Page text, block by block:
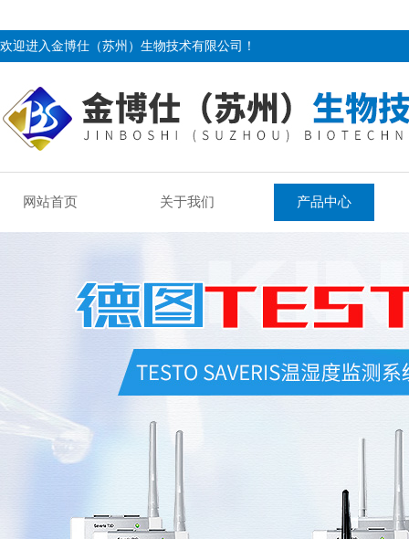
欢迎进入金博仕（苏州）生物技术有限公司！
网站首页 关于我们 产品中心